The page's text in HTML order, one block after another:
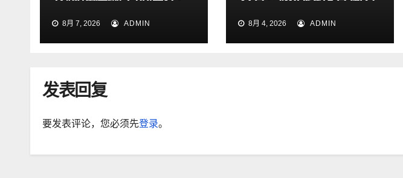
8月 7, 2026 ADMIN
法！
8月 4, 2026 ADMIN
发表回复
要发表评论，您必须先登录。